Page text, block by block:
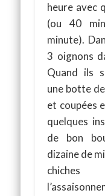
heure avec
(ou 40
minute).
3 oignons
Quand ils
une botte
et coupées
quelques
de bon
dizaine de
chiches